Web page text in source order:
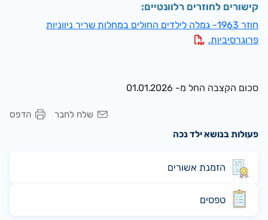
קישורים לחוזרים רלוונטיים:
חוזר 1963- גמלה לילדים החולים במחלות שריר ניווניות
פרוגרסיביות.
סכום הקצבה החל מ- 01.01.2026
הדפס
שלח לחבר
פעולות בנושא ילד נכה
הזמנת אשורים
טפסים